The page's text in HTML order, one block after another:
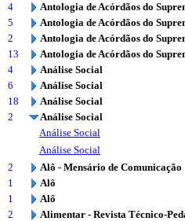
4
Antologia de Acórdãos do
5
Antologia de Acórdãos do
2
Antologia de Acórdãos do
13
Antologia de Acórdãos do
4
Análise Social
6
Análise Social
18
Análise Social
2
Análise Social
Análise Social
Análise Social
2
Alô - Mensário de Comunicação
1
Alô
1
Alô
2
Alimentar - Revista Técnico-